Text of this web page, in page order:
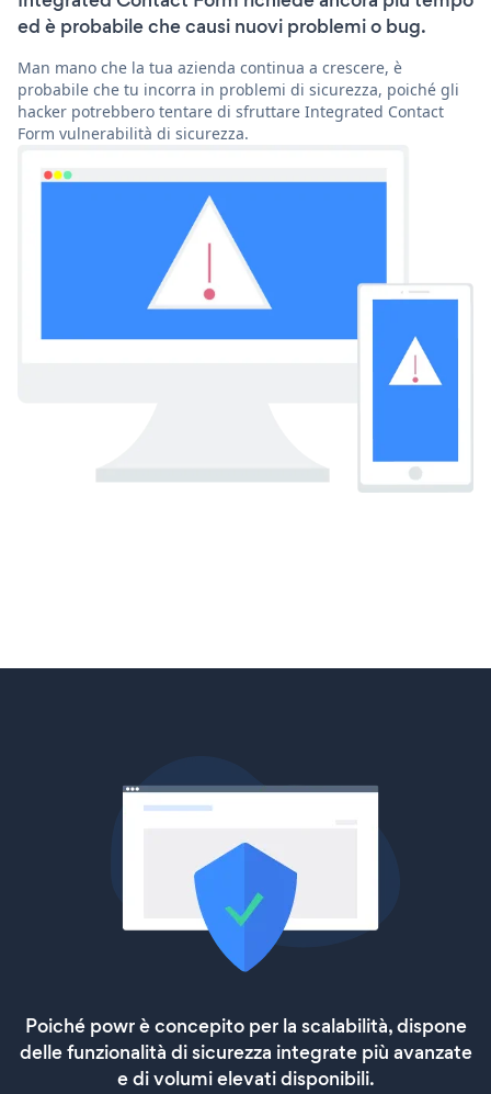
ed è probabile che causi nuovi problemi o bug.
Man mano che la tua azienda continua a crescere, è
probabile che tu incorra in problemi di sicurezza, poiché gli
hacker potrebbero tentare di sfruttare Integrated Contact
Form vulnerabilità di sicurezza.
Poiché powr è concepito per la scalabilità, dispone
delle funzionalità di sicurezza integrate più avanzate
e di volumi elevati disponibili.